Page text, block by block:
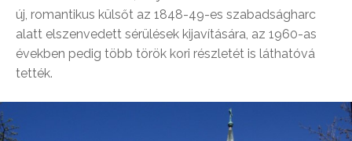
új, romantikus külsőt az 1848-49-es szabadságharc
alatt elszenvedett sérülések kijavítására, az 1960-as
években pedig több török kori részletét is láthatóvá
tették.